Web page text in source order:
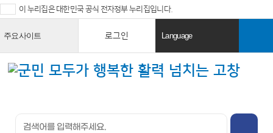
이 누리집은 대한민국 공식 전자정부 누리집입니다.
주요사이트 로그인 Language
기
열기